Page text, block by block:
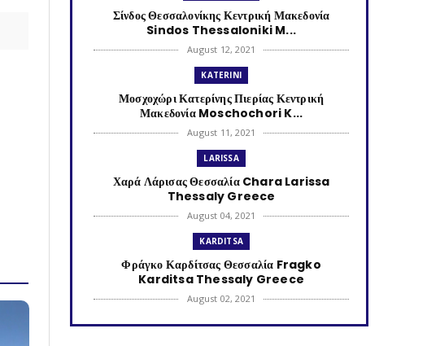
Σίνδος Θεσσαλονίκης Κεντρική Μακεδονία
Sindos Thessaloniki M...
August 12, 2021
KATERINI
Μοσχοχώρι Κατερίνης Πιερίας Κεντρική
Μακεδονία Moschochori K...
August 11, 2021
LARISSA
Χαρά Λάρισας Θεσσαλία Chara Larissa
Thessaly Greece
August 04, 2021
KARDITSA
Φράγκο Καρδίτσας Θεσσαλία Fragko
Karditsa Thessaly Greece
August 02, 2021
KATERINI